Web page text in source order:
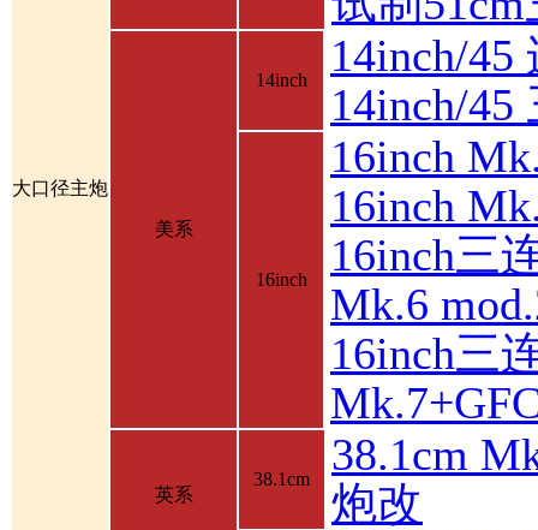
大口径主炮
美系
14inch
14inch/45
14inch/45
16inch
16inch
16inch
16inch三
Mk.6
16inch三
英系
38.1cm
38.1cm
炮改